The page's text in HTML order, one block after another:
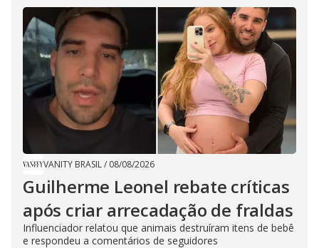
VANITY BRASIL/ 08/08/2026
Guilherme Leonel rebate críticas
após criar arrecadação de fraldas
Influenciador relatou que animais destruíram itens de bebê
e respondeu a comentários de seguidores